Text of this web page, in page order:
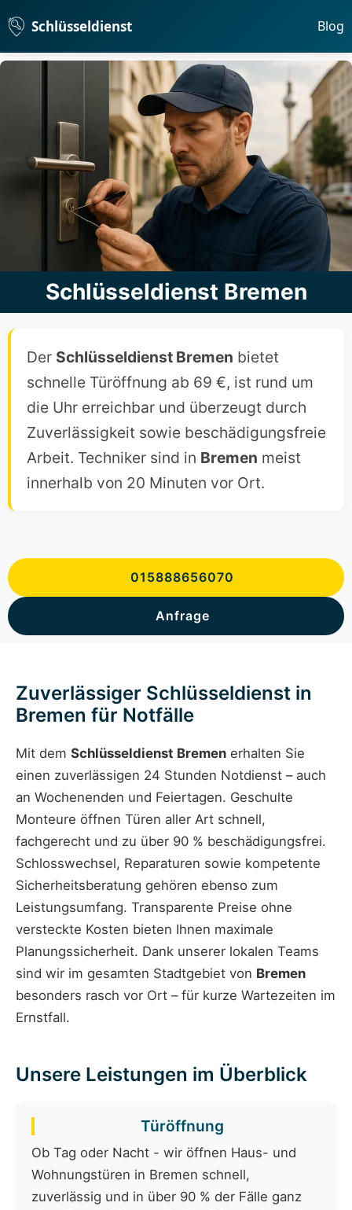
Schlüsseldienst Blog
Schlüsseldienst Bremen
Der Schlüsseldienst Bremen bietet
schnelle Türöffnung ab 69 €, ist rund um
die Uhr erreichbar und überzeugt durch
Zuverlässigkeit sowie beschädigungsfreie
Arbeit. Techniker sind in Bremen meist
innerhalb von 20 Minuten vor Ort.
015888656070
Anfrage
Zuverlässiger Schlüsseldienst in
Bremen für Notfälle
Mit dem Schlüsseldienst Bremen erhalten Sie
einen zuverlässigen 24 Stunden Notdienst – auch
an Wochenenden und Feiertagen. Geschulte
Monteure öffnen Türen aller Art schnell,
fachgerecht und zu über 90 % beschädigungsfrei.
Schlosswechsel, Reparaturen sowie kompetente
Sicherheitsberatung gehören ebenso zum
Leistungsumfang. Transparente Preise ohne
versteckte Kosten bieten Ihnen maximale
Planungssicherheit. Dank unserer lokalen Teams
sind wir im gesamten Stadtgebiet von Bremen
besonders rasch vor Ort – für kurze Wartezeiten im
Ernstfall.
Unsere Leistungen im Überblick
Türöffnung
Ob Tag oder Nacht - wir öffnen Haus- und
Wohnungstüren in Bremen schnell,
zuverlässig und in über 90 % der Fälle ganz